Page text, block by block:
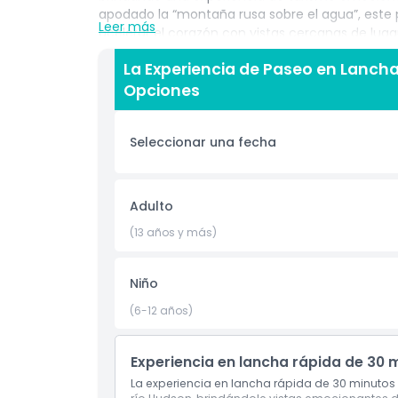
apodado la “montaña rusa sobre el agua”,
acelerar el corazón con vistas cercanas de
Libertad, el Empire State Building y One
agua salpicando y risas resonando por todo el
emociones fuertes y recuerdos fotográficos
hacer en la Ciudad de Nueva York para
manera única y llena de acción para explorar
quieran ver Manhattan desde una nueva
sea que seas un local buscando una nueva
para el verano. Reserva tus entradas ahora y
acuáticas más emocionantes de Nueva York
Aspectos Destacados
Política para Niños y Adultos
Leer más
La Experiencia de Paseo en
Opciones
Seleccionar una fecha
Adulto
(13 años y más)
Niño
(6-12 años)
Experiencia en lancha rápida de 30
La experiencia en lancha rápida de 30